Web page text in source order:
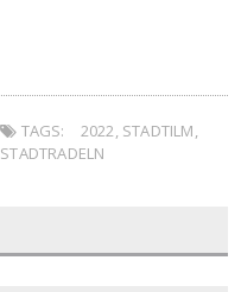
TAGS: 2022, STADTILM,
STADTRADELN